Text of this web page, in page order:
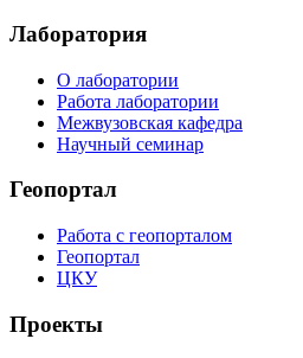
Лаборатория
О лаборатории
Работа лаборатории
Межвузовская кафедра
Научный семинар
Геопортал
Работа с геопорталом
Геопортал
ЦКУ
Проекты